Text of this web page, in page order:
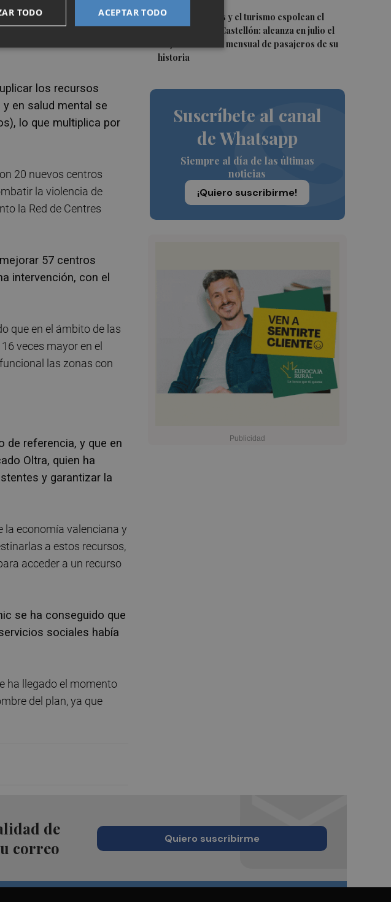
5Las nuevas rutas y el turismo espolean el
aeropuerto de Castellón: alcanza en julio el
mejor resultado mensual de pasajeros de su
historia
Suscríbete al canal
de Whatsapp
Siempre al día de las últimas
noticias
¡Quiero suscribirme!
permitirán duplicar las
los recursos
en salud mental se
lo que multiplica por
20 nuevos centros
la violencia de
la Red de Centres
57 centros
intervención, con el
que en el ámbito de las
veces mayor en el
las zonas con
de referencia, y que en
Oltra, quien ha
y garantizar la
la economía valenciana y
a estos recursos,
acceder a un recurso
se ha conseguido que
sociales había
ha llegado el momento
del plan, ya que
de
correo
Quiero suscribirme
ACEPTAR TODO
TODO